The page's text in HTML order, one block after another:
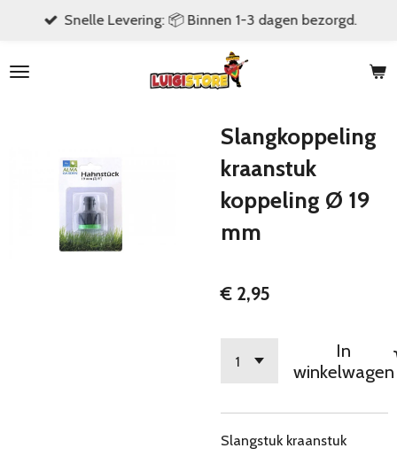
naar
Snelle Levering: 📦 Binnen 1-3 dagen bezorgd.
Slangkoppeling
kraanstuk
koppeling Ø 19
mm
€ 2,95
In
winkelwagen
Slangstuk kraanstuk